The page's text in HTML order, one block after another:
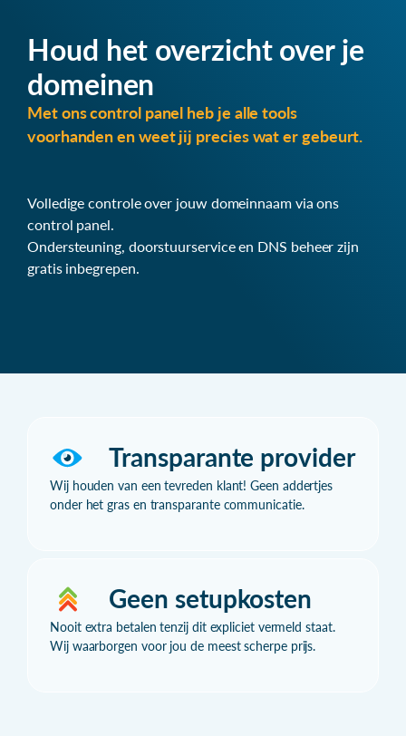
Houd het overzicht over je
domeinen
Met ons control panel heb je alle tools
voorhanden en weet jij precies wat er gebeurt.
Volledige controle over jouw domeinnaam via ons
control panel.
Ondersteuning, doorstuurservice en DNS beheer zijn
gratis inbegrepen.
Transparante provider
Wij houden van een tevreden klant! Geen addertjes
onder het gras en transparante communicatie.
Geen setupkosten
Nooit extra betalen tenzij dit expliciet vermeld staat.
Wij waarborgen voor jou de meest scherpe prijs.